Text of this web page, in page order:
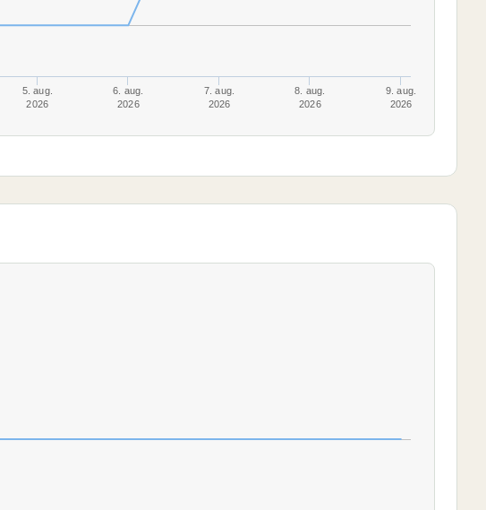
5. aug.
2026
6. aug.
2026
7. aug.
2026
8. aug.
2026
9. aug.
2026